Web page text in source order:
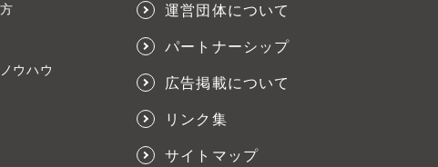
ウハウ
運営団体について
パートナーシップ
広告掲載について
リンク集
サイトマップ